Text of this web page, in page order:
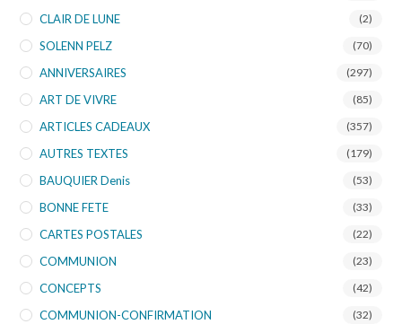
CLAIR DE LUNE (2)
SOLENN PELZ (70)
ANNIVERSAIRES (297)
ART DE VIVRE (85)
ARTICLES CADEAUX (357)
AUTRES TEXTES (179)
BAUQUIER Denis (53)
BONNE FETE (33)
CARTES POSTALES (22)
COMMUNION (23)
CONCEPTS (42)
COMMUNION-CONFIRMATION (32)